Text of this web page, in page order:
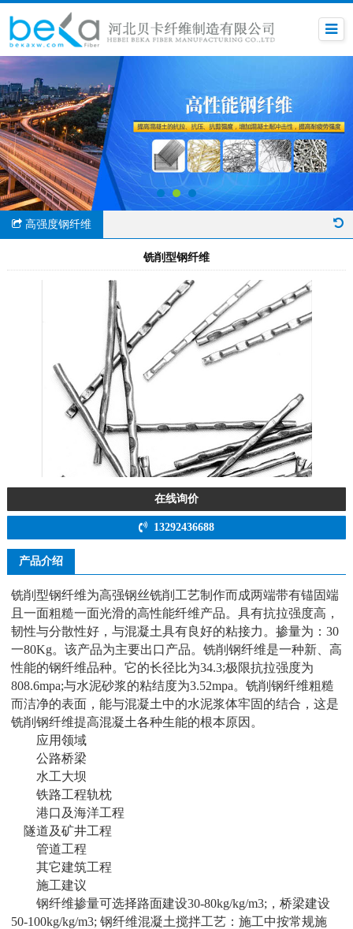
高强度钢纤维
铣削型钢纤维
在线询价
13292436688
产品介绍
铣削型钢纤维为高强钢丝铣削工艺制作而成两端带有锚固端
且一面粗糙一面光滑的高性能纤维产品。具有抗拉强度高，
韧性与分散性好，与混凝土具有良好的粘接力。掺量为：30
一80Kg。该产品为主要出口产品。铣削钢纤维是一种新、高
性能的钢纤维品种。它的长径比为34.3;极限抗拉强度为
808.6mpa;与水泥砂浆的粘结度为3.52mpa。铣削钢纤维粗糙
而洁净的表面，能与混凝土中的水泥浆体牢固的结合，这是
铣削钢纤维提高混凝土各种生能的根本原因。
应用领域
公路桥梁
水工大坝
铁路工程轨枕
港口及海洋工程
隧道及矿井工程
管道工程
其它建筑工程
施工建议
钢纤维掺量可选择路面建设30-80kg/kg/m3;，桥梁建设
50-100kg/kg/m3; 钢纤维混凝土搅拌工艺：施工中按常规施